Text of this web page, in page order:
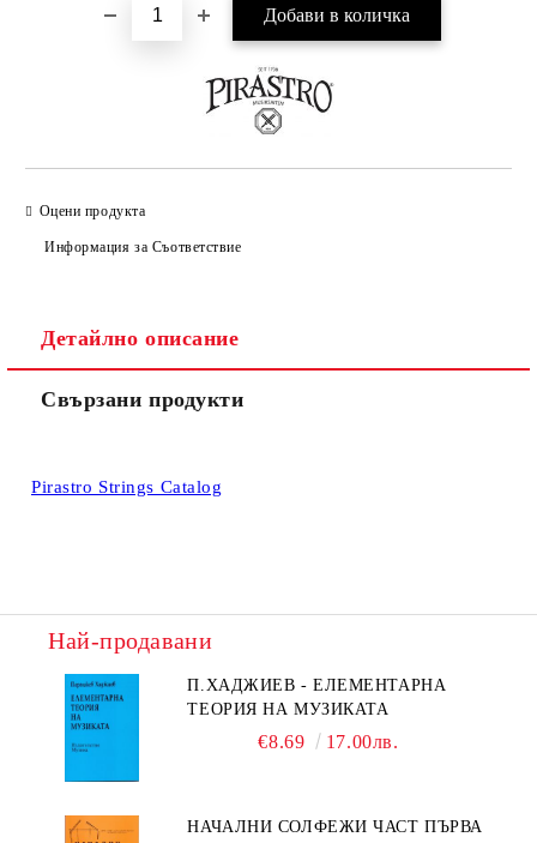
Оцени продукта
Информация за Съответствие
Детайлно описание
Свързани продукти
Pirastro Strings Catalog
Най-продавани
П.ХАДЖИЕВ - ЕЛЕМЕНТАРНА
ТЕОРИЯ НА МУЗИКАТА
€8.69 17.00лв.
НАЧАЛНИ СОЛФЕЖИ ЧАСТ ПЪРВА